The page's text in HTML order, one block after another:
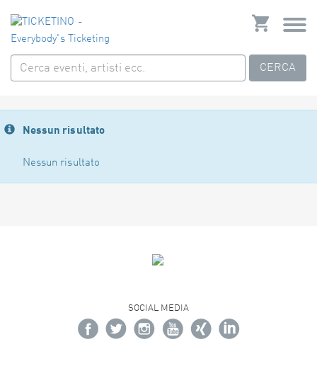
CERCA
Nessun risultato
Nessun risultato
SOCIAL MEDIA